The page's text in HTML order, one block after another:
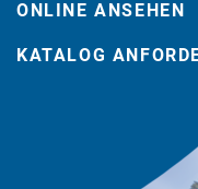
ONLINE ANSEHEN